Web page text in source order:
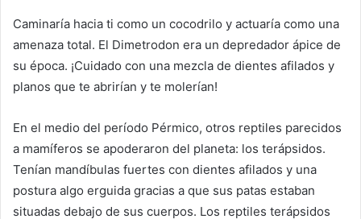
Caminaría hacia ti como un cocodrilo y actuaría como una
amenaza total. El Dimetrodon era un depredador ápice de
su época. ¡Cuidado con una mezcla de dientes afilados y
planos que te abrirían y te molerían!
En el medio del período Pérmico, otros reptiles parecidos
a mamíferos se apoderaron del planeta: los terápsidos.
Tenían mandíbulas fuertes con dientes afilados y una
postura algo erguida gracias a que sus patas estaban
situadas debajo de sus cuerpos. Los reptiles terápsidos